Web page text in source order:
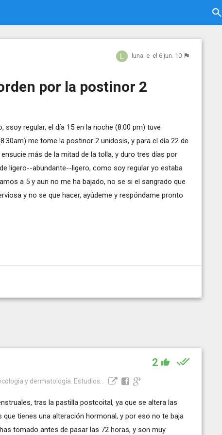
luna_e el 6 jun. 10
por la postinor 2
regular, el día 15 en la noche (8:00 pm) tuve
me tome la postinor 2 unidosis, y para el día 22 de
más de la mitad de la tolla, y duro tres días por
ligero--abundante--ligero, como soy regular yo estaba
a 5 y aun no me ha bajado, no se si el sangrado que
y no se que hacer, ayúdeme y respóndame pronto
2
y dermatología. Estudios...
tras la pastilla postcoital, ya que se altera las
tienes una alteración hormonal, y por eso no te baja
tomado antes de pasar las 72 horas, y son muy